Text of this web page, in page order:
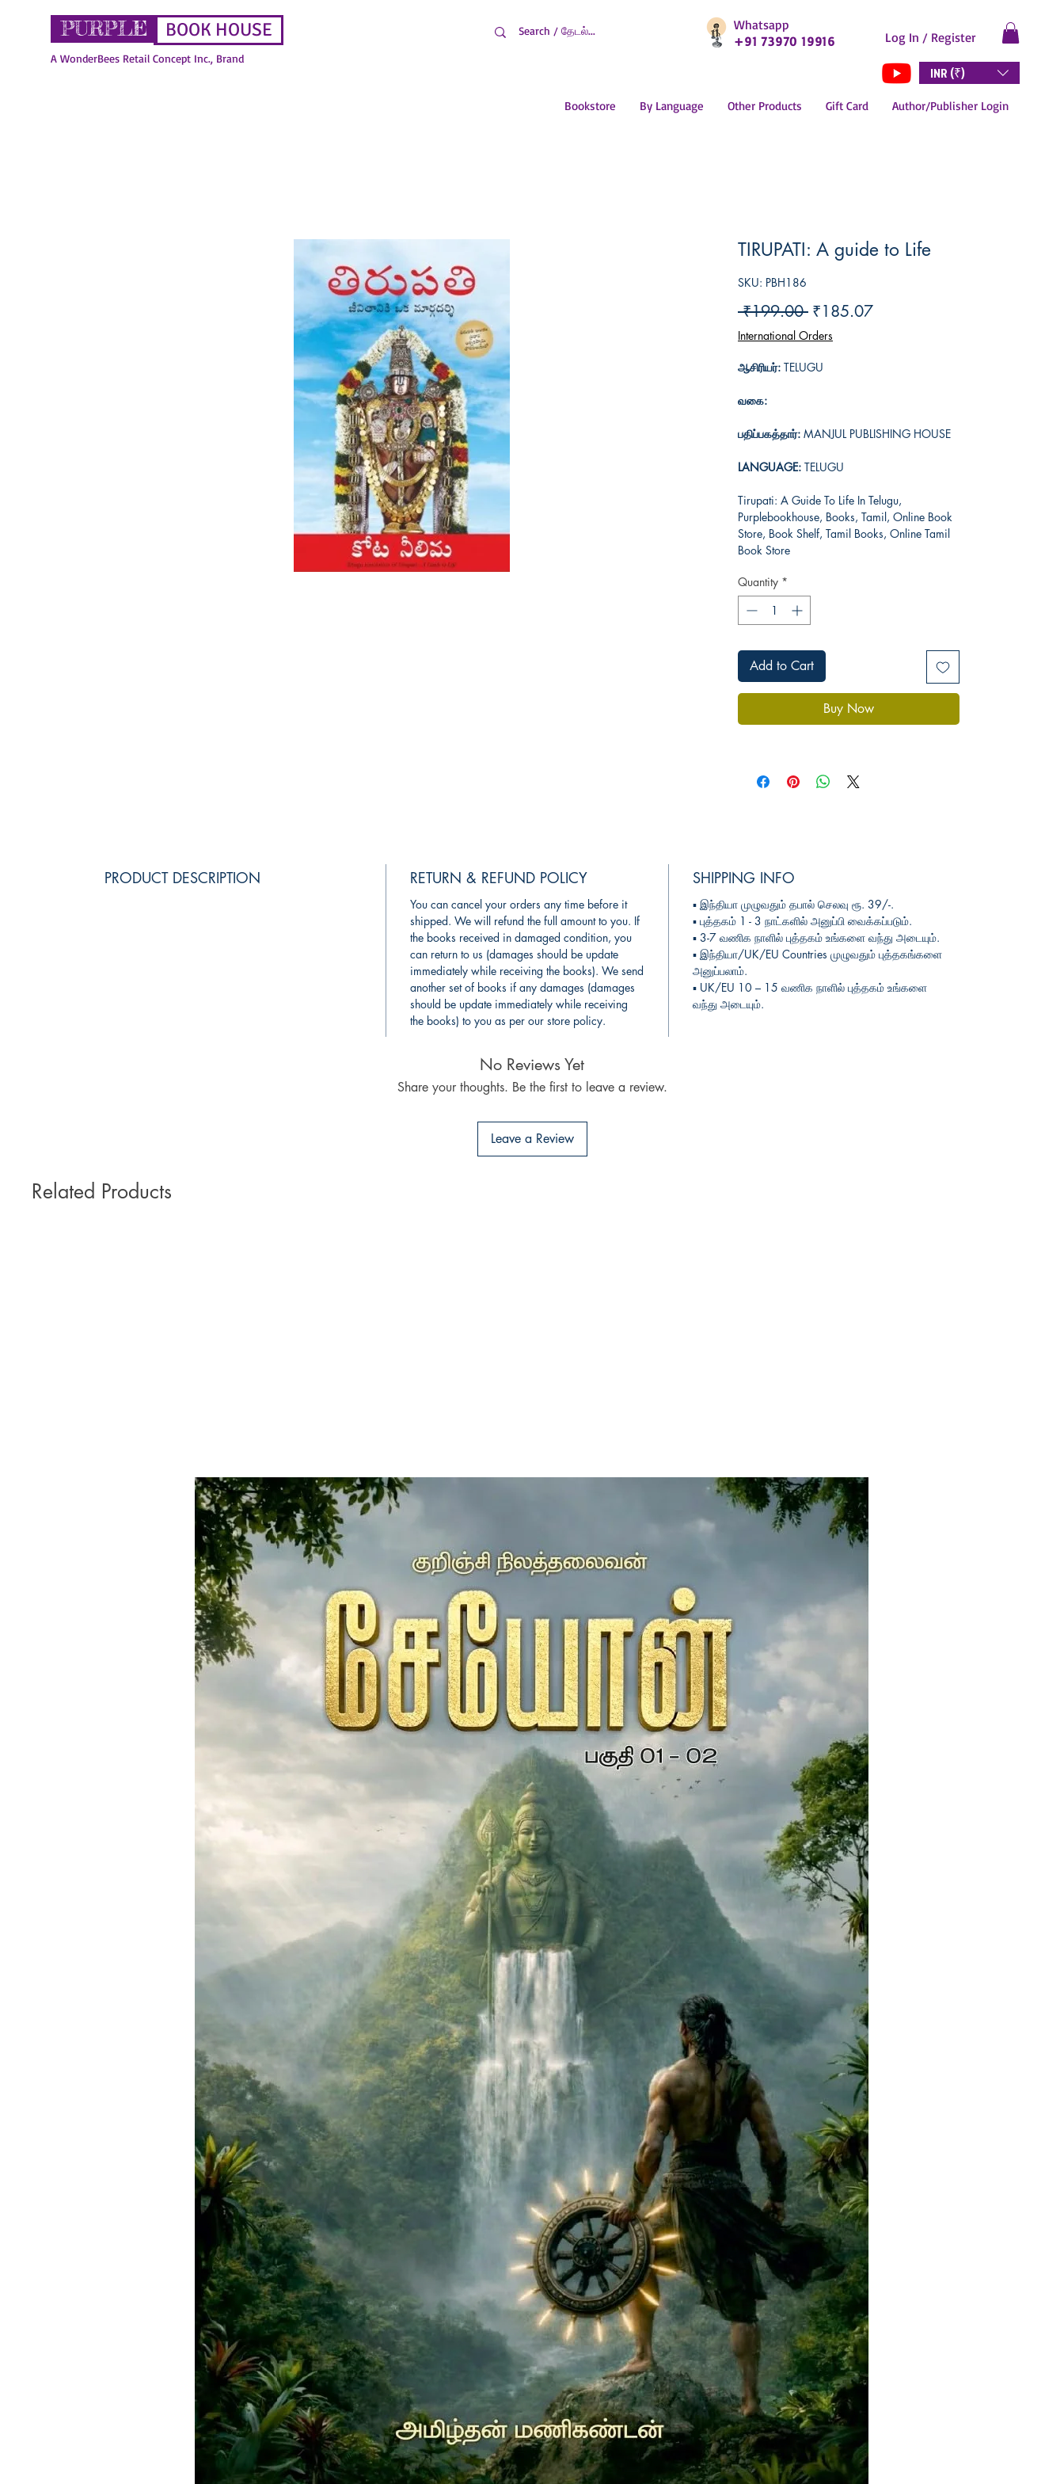
BOOK HOUSE
PURPLE
A WonderBees Retail Concept Inc., Brand
Whatsapp
+91 73970 19916
Log In / Register
INR (₹)
Bookstore By Language Other Products Gift Card Author/Publisher Login
TIRUPATI: A guide to Life
SKU: PBH186
₹199.00 Regular
Price
₹185.07Sale
International Orders
ஆசிரியர்: TELUGU
வகை:
பதிப்பகத்தார்: MANJUL PUBLISHING HOUSE
LANGUAGE: TELUGU
Tirupati: A Guide To Life In Telugu,
Purplebookhouse, Books, Tamil, Online Book
Store, Book Shelf, Tamil Books, Online Tamil
Book Store
Quantity *
Add to Cart
Buy Now
PRODUCT DESCRIPTION RETURN & REFUND POLICY
You can cancel your orders any time before it
shipped. We will refund the full amount to you. If
the books received in damaged condition, you
can return to us (damages should be update
immediately while receiving the books). We send
another set of books if any damages (damages
should be update immediately while receiving
the books) to you as per our store policy.
SHIPPING INFO
▪︎ இந்தியா முழுவதும் தபால் செலவு ரூ. 39/-.
▪︎ புத்தகம்1 - 3 நாட்களில் அனுப்பி வைக்கப்படும்.
▪︎ 3-7 வணிக நாளில் புத்தகம் உங்களை வந்து அடையும்.
▪︎ இந்தியா/UK/EU Countries முழுவதும் புத்தகங்களை
அனுப்பலாம்.
▪︎ UK/EU 10 – 15 வணிக நாளில் புத்தகம் உங்களை
வந்து அடையும்.
No Reviews Yet
Share your thoughts. Be the first to leave a review.
Leave a Review
Related Products